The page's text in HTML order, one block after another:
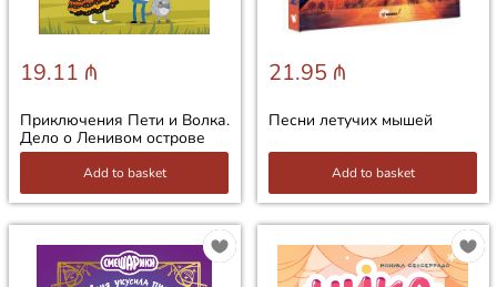
19.11 ₼
Приключения Пети и Волка.
Дело о Ленивом острове
Add to basket
21.95 ₼
Песни летучих мышей
Add to basket